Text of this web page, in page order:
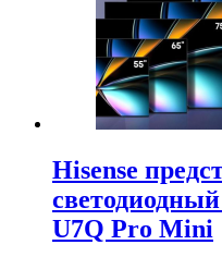
Hisense
U7Q Pro Mini